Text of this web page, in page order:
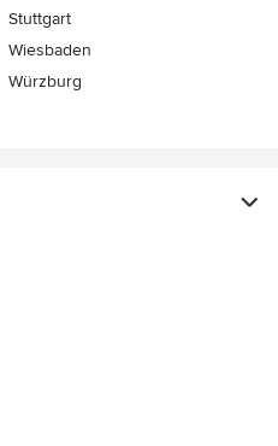
Stuttgart
Wiesbaden
Würzburg